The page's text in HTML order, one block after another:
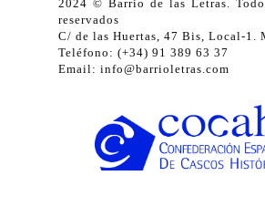
2024 © Barrio de las Letras.
reservados
C/ de las Huertas, 47 Bis, Local-1.
Teléfono: (+34) 91 389 63 37
Email: info@barrioletras.com